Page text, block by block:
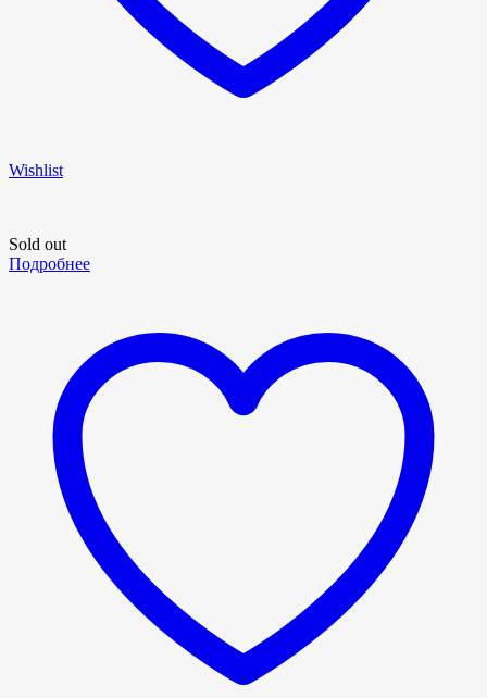
Wishlist
Sold out
Подробнее